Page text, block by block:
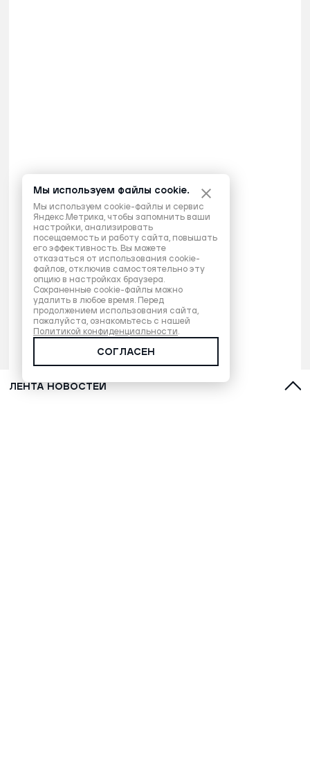
ЛЕНТА НОВОСТЕЙ
Мы используем файлы cookie.
Мы используем cookie-файлы и сервис
Яндекс.Метрика, чтобы запомнить ваши
настройки, анализировать
посещаемость и работу сайта, повышать
его эффективность. Вы можете
отказаться от использования cookie-
файлов, отключив самостоятельно эту
опцию в настройках браузера.
Сохраненные cookie-файлы можно
удалить в любое время. Перед
продолжением использования сайта,
пожалуйста, ознакомьтесь с нашей
Политикой конфиденциальности.
СОГЛАСЕН